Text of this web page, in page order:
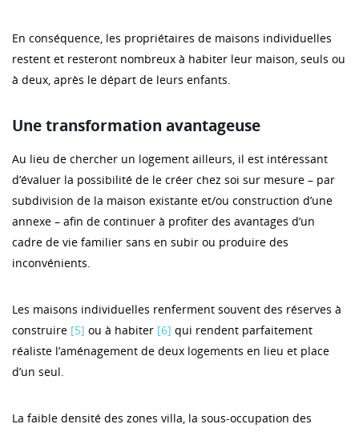
En conséquence, les propriétaires de maisons individuelles
restent et resteront nombreux à habiter leur maison, seuls ou
à deux, après le départ de leurs enfants.
Une transformation avantageuse
Au lieu de chercher un logement ailleurs, il est intéressant
d’évaluer la possibilité de le créer chez soi sur mesure – par
subdivision de la maison existante et/ou construction d’une
annexe – afin de continuer à profiter des avantages d’un
cadre de vie familier sans en subir ou produire des
inconvénients.
Les maisons individuelles renferment souvent des réserves à
construire [5] ou à habiter [6] qui rendent parfaitement
réaliste l’aménagement de deux logements en lieu et place
d’un seul.
La faible densité des zones villa, la sous-occupation des